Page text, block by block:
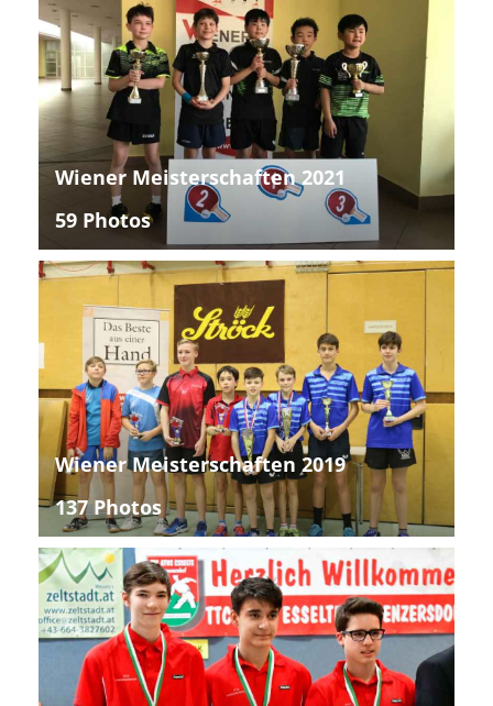
Wiener Meisterschaften 2021
59 Photos
Wiener Meisterschaften 2019
137 Photos